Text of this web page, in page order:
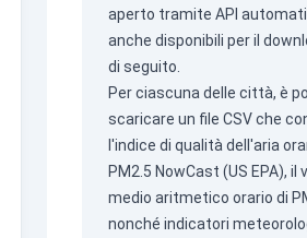
aperto tramite API
anche disponibili per il
di seguito.
Per ciascuna delle città, è
scaricare un file CSV che
l'indice di qualità dell'aria
PM2.5 NowCast (US EPA), il
medio aritmetico orario di
nonché indicatori